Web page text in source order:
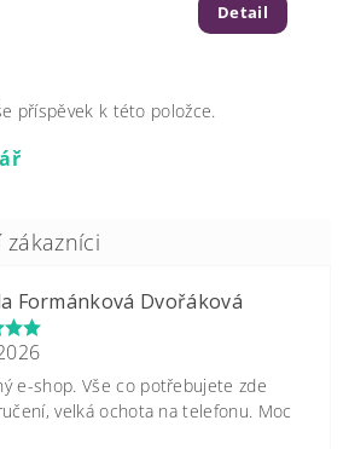
Detail
příspěvek k této položce.
Formánková Dvořáková
e-shop. Vše co potřebujete zde
velká ochota na telefonu. Moc